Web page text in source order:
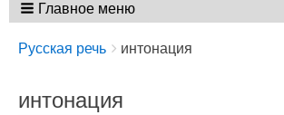
Главное меню
Breadcrumbs
You
here:
Русская речь интонация
интонация